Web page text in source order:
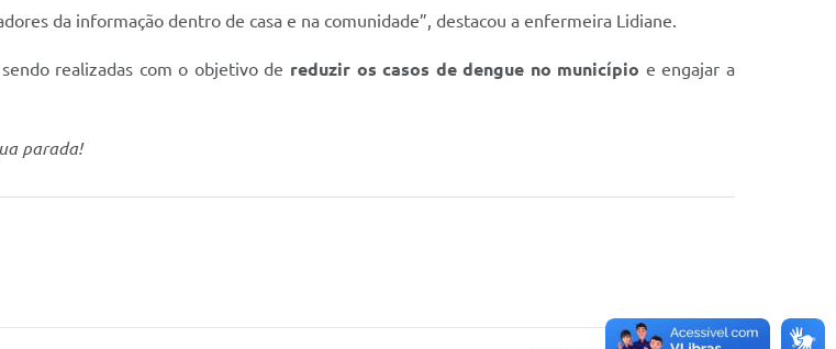
da informação dentro de casa e na comunidade”, destacou a enfermeira Lidiane.
realizadas com o objetivo de reduzir os casos de dengue no município e engajar a
parada!